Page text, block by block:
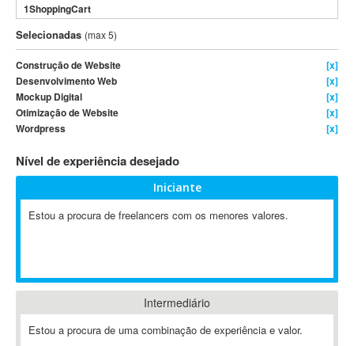
1ShoppingCart
3DS Max
3GSM
4D Dimension
802.11
A&P
A-GPS
A2Billing
AAUS Scientific Diver
ABAP
ABIS
Ableton
Ableton Live
Selecionadas (max 5)
Construção de Website
[x]
Desenvolvimento Web
[x]
Mockup Digital
[x]
Otimização de Website
[x]
Wordpress
[x]
Nível de experiência desejado
Iniciante
Estou a procura de freelancers com os menores valores.
Intermediário
Estou a procura de uma combinação de experiência e valor.